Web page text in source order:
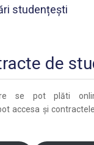
studențești
de
se pot plăti
accesa și